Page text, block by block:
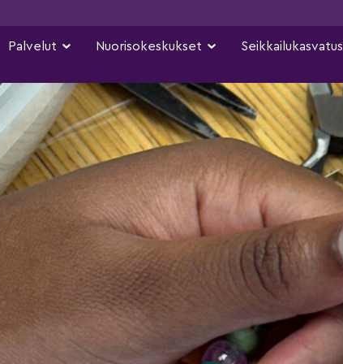
Palvelut Nuorisokeskukset Seikkailukasvatus